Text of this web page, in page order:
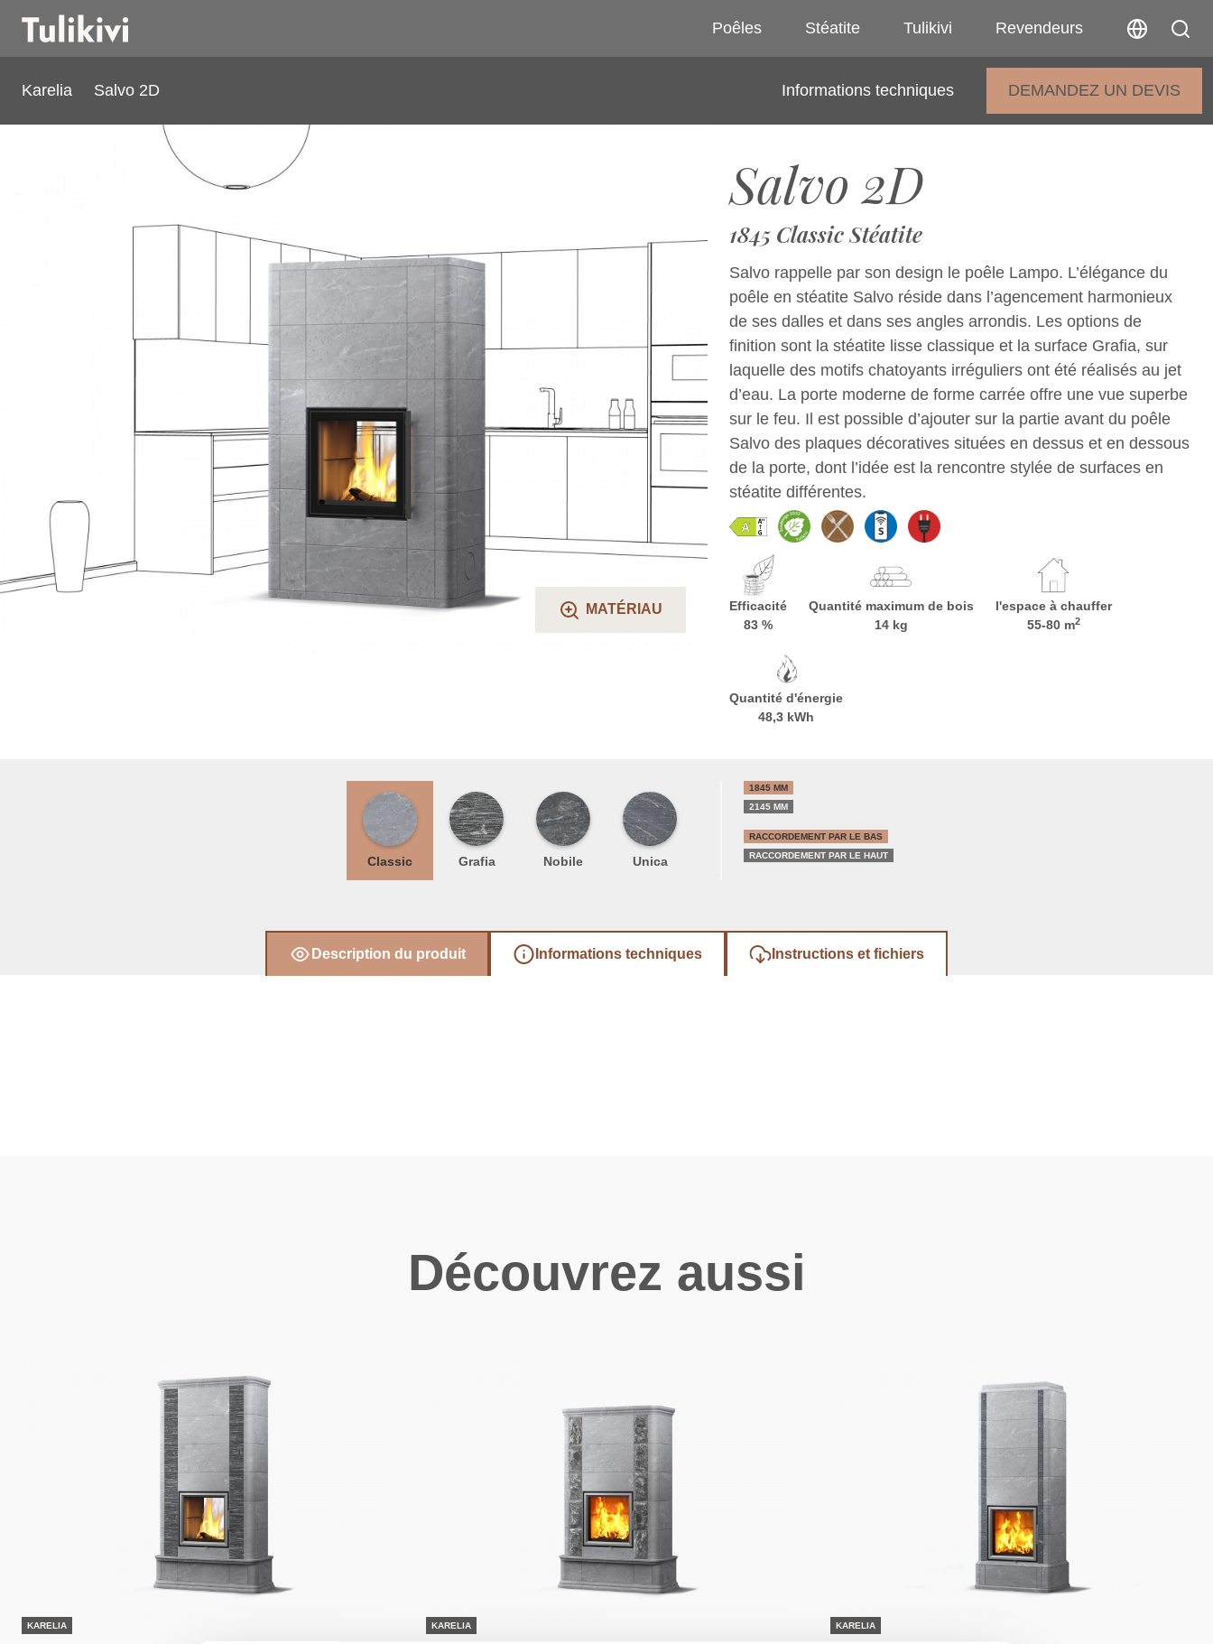
Poêles Stéatite Tulikivi Revendeurs
Karelia Salvo 2D Informations techniques DEMANDEZ UN DEVIS
Salvo 2D
MATÉRIAU
Salvo 2D
1845 Classic Stéatite
Salvo rappelle par son design le poêle Lampo. L’élégance du
poêle en stéatite Salvo réside dans l’agencement harmonieux
de ses dalles et dans ses angles arrondis. Les options de
finition sont la stéatite lisse classique et la surface Grafia, sur
laquelle des motifs chatoyants irréguliers ont été réalisés au jet
d’eau. La porte moderne de forme carrée offre une vue superbe
sur le feu. Il est possible d’ajouter sur la partie avant du poêle
Salvo des plaques décoratives situées en dessus et en dessous
de la porte, dont l’idée est la rencontre stylée de surfaces en
stéatite différentes.
Efficacité
83 %
Quantité maximum de bois
14 kg
l'espace à chauffer
55-80 m2
Quantité d'énergie
48,3 kWh
Classic Grafia Nobile Unica
1845 MM
2145 MM
RACCORDEMENT PAR LE BAS
RACCORDEMENT PAR LE HAUT
Description du produit Informations techniques Instructions et fichiers
Découvrez aussi
KARELIA KARELIA KARELIA